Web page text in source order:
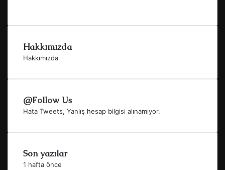
Hakkımızda
Hakkımızda
@Follow Us
Hata Tweets, Yanlış hesap bilgisi alınamıyor.
Son yazılar
1 hafta önce